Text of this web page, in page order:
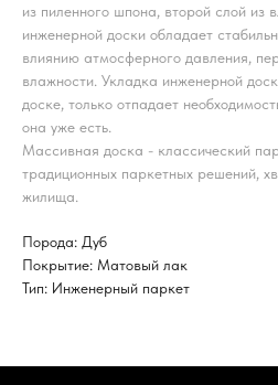
из пиленного шпона, второй слой из
инженерной доски обладает
влиянию атмосферного давления,
влажности. Укладка инженерной
доске, только отпадает
она уже есть.
Массивная доска - классический
традиционных паркетных решений,
жилища.
Порода: Дуб
Покрытие: Матовый лак
Тип: Инженерный паркет